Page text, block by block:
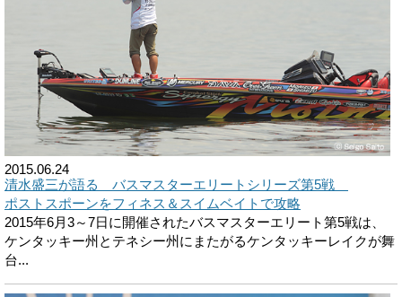
2015.06.24
清水盛三が語る バスマスターエリートシリーズ第5戦
ポストスポーンをフィネス＆スイムベイトで攻略
2015年6月3～7日に開催されたバスマスターエリート第5戦は、
ケンタッキー州とテネシー州にまたがるケンタッキーレイクが舞
台...